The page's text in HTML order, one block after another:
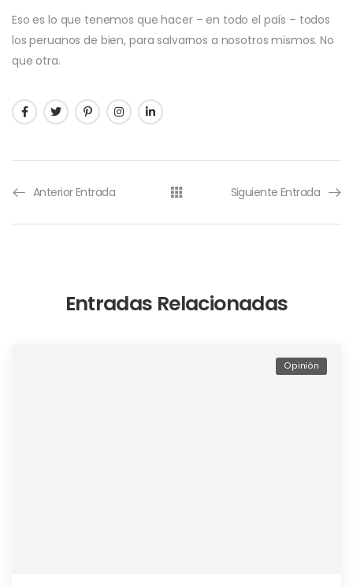
Eso es lo que tenemos que hacer – en todo el país – todos
los peruanos de bien, para salvarnos a nosotros mismos. No
que otra.
Anterior Entrada Siguiente Entrada
Entradas Relacionadas
Opinión